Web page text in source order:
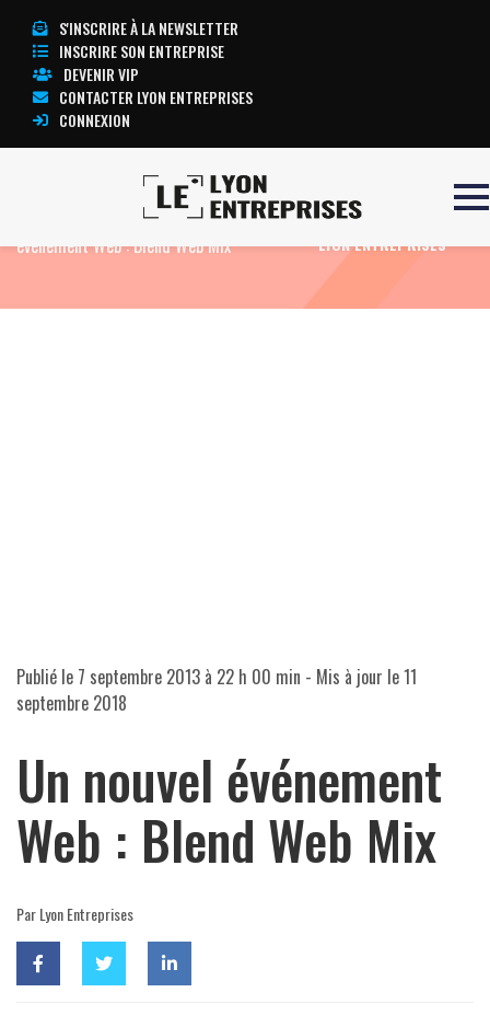
S'INSCRIRE À LA NEWSLETTER
INSCRIRE SON ENTREPRISE
DEVENIR VIP
CONTACTER LYON ENTREPRISES
CONNEXION
Agenda
Un nouvel
événement Web : Blend Web Mix
TOUTE L’ACTUALITÉ
LYON ENTREPRISES
Publié le 7 septembre 2013 à 22 h 00 min - Mis à jour le11
septembre 2018
Un nouvel événement
Web : Blend Web Mix
Par Lyon Entreprises